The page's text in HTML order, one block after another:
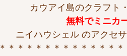
カウアイ島のクラフト
無料でミニカ
ニイハウシェル のアクセ
＊＊＊＊＊＊＊＊＊＊＊＊＊